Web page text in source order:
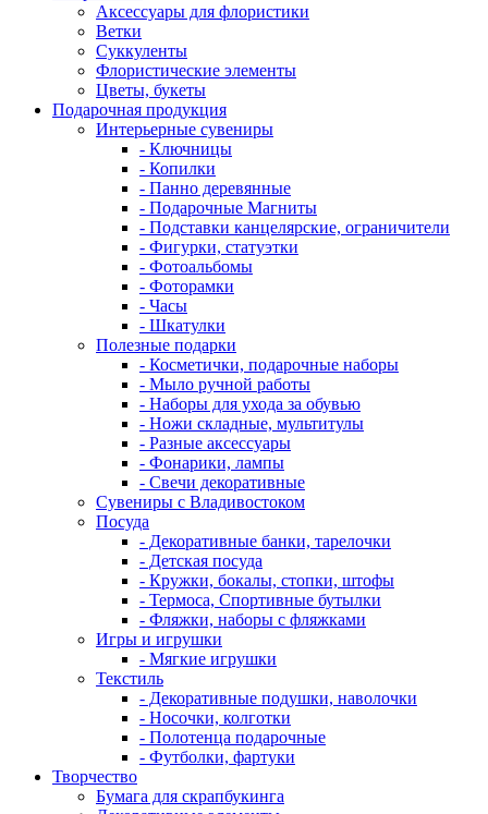
Аксессуары для флористики
Ветки
Суккуленты
Флористические элементы
Цветы, букеты
Подарочная продукция
Интерьерные сувениры
- Ключницы
- Копилки
- Панно деревянные
- Подарочные Магниты
- Подставки канцелярские, ограничители
- Фигурки, статуэтки
- Фотоальбомы
- Фоторамки
- Часы
- Шкатулки
Полезные подарки
- Косметички, подарочные наборы
- Мыло ручной работы
- Наборы для ухода за обувью
- Ножи складные, мультитулы
- Разные аксессуары
- Фонарики, лампы
- Свечи декоративные
Сувениры с Владивостоком
Посуда
- Декоративные банки, тарелочки
- Детская посуда
- Кружки, бокалы, стопки, штофы
- Термоса, Спортивные бутылки
- Фляжки, наборы с фляжками
Игры и игрушки
- Мягкие игрушки
Текстиль
- Декоративные подушки, наволочки
- Носочки, колготки
- Полотенца подарочные
- Футболки, фартуки
Творчество
Бумага для скрапбукинга